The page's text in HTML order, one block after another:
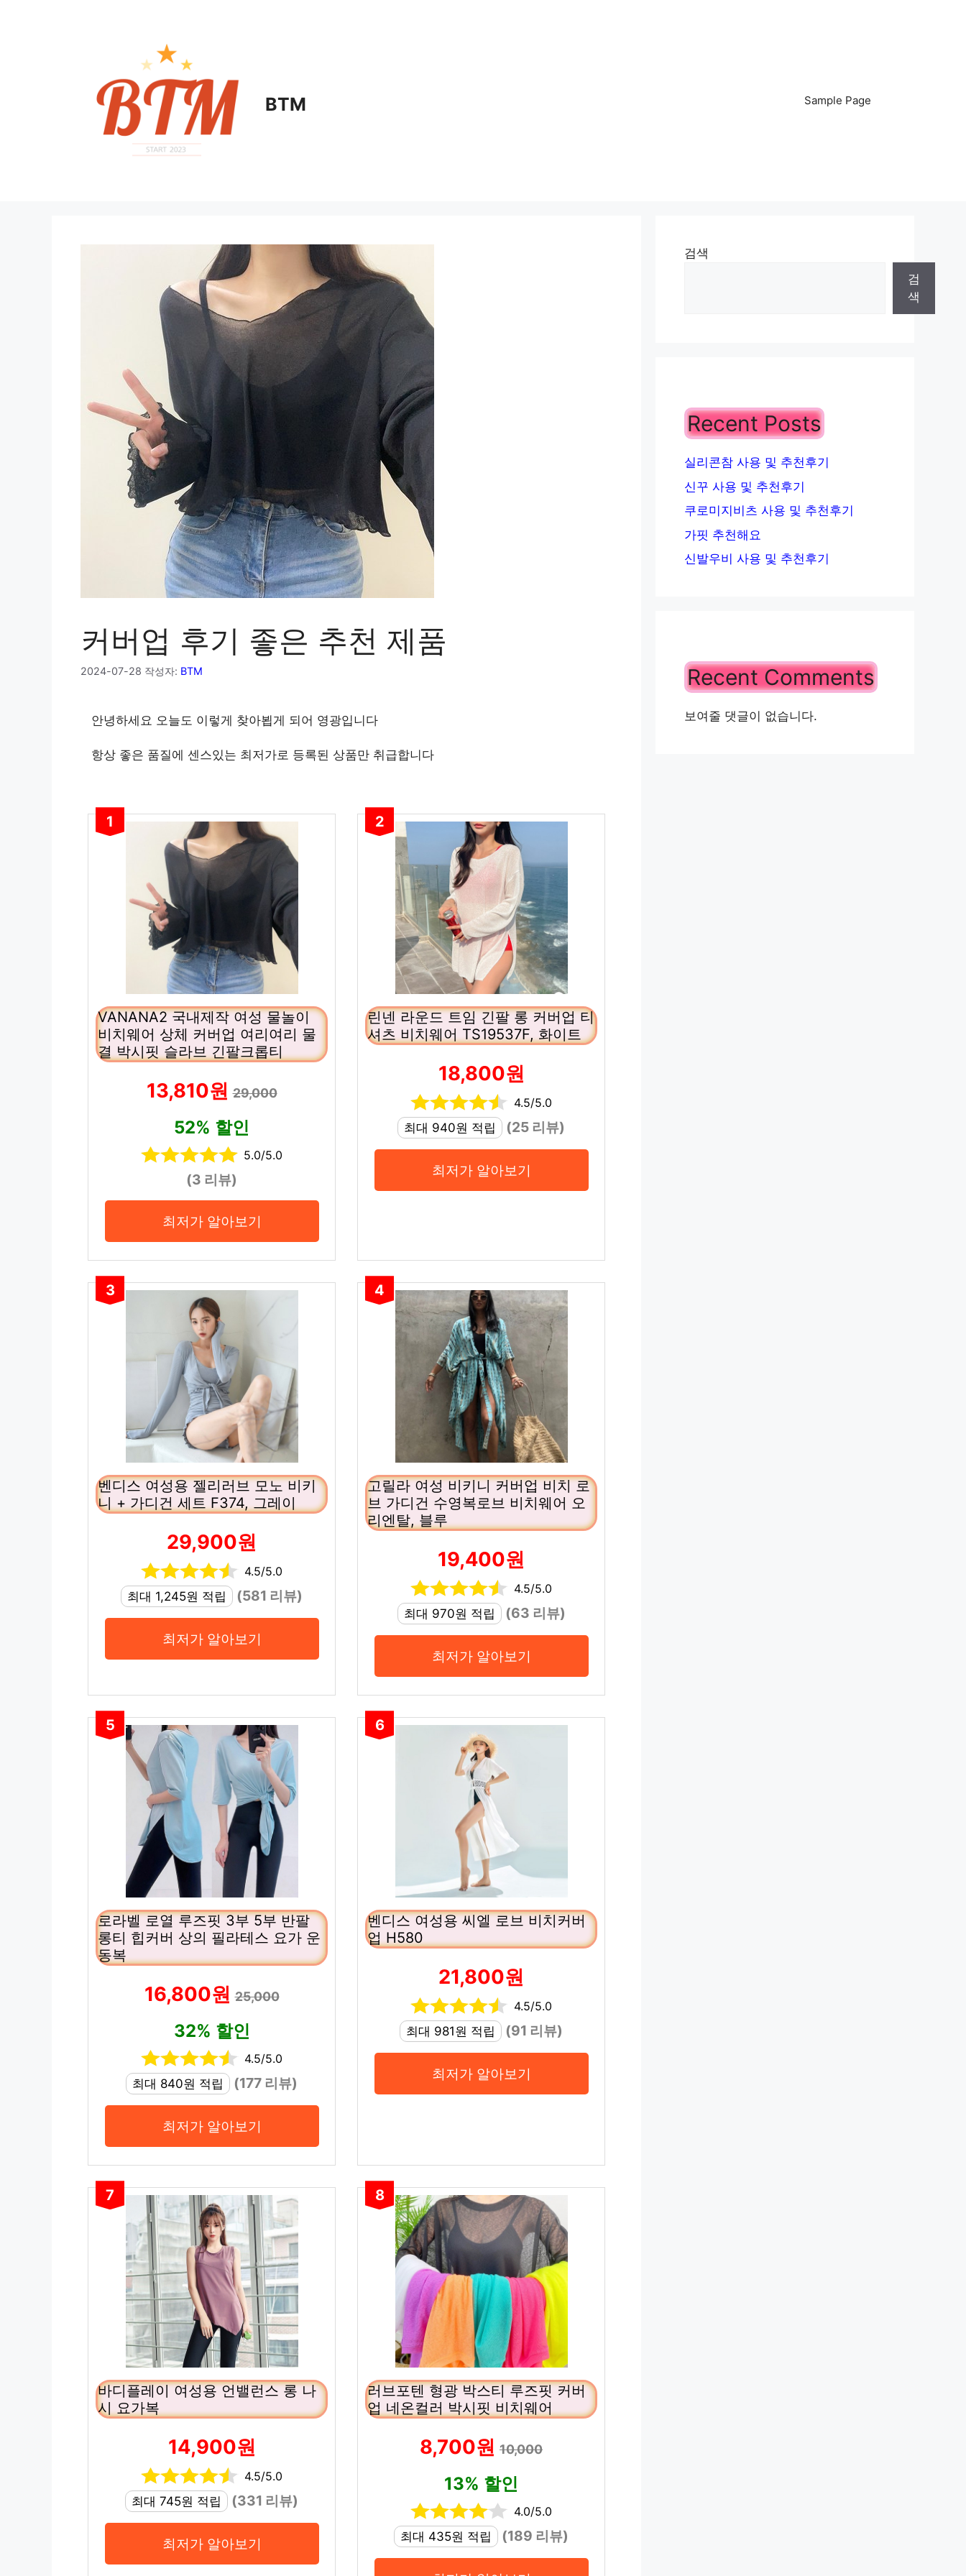
BTM Sample Page
커버업 후기 좋은 추천 제품
2024-07-28 작성자: BTM
안녕하세요 오늘도 이렇게 찾아뵙게 되어 영광입니다
항상 좋은 품질에 센스있는 최저가로 등록된 상품만 취급합니다
1
VANANA2 국내제작 여성 물놀이
비치웨어 상체 커버업 여리여리 물
결 박시핏 슬라브 긴팔크롭티
13,810원29,000
52% 할인
5.0/5.0
(3 리뷰)
최저가 알아보기
2
린넨 라운드 트임 긴팔 롱 커버업 티
셔츠 비치웨어 TS19537F, 화이트
18,800원
4.5/5.0
최대 940원 적립
(25 리뷰)
최저가 알아보기
3
벤디스 여성용 젤리러브 모노 비키
니 + 가디건 세트 F374, 그레이
29,900원
4.5/5.0
최대 1,245원 적립
(581 리뷰)
최저가 알아보기
4
고릴라 여성 비키니 커버업 비치 로
브 가디건 수영복로브 비치웨어 오
리엔탈, 블루
19,400원
4.5/5.0
최대 970원 적립
(63 리뷰)
최저가 알아보기
5
로라벨 로열 루즈핏 3부 5부 반팔
롱티 힙커버 상의 필라테스 요가 운
동복
16,800원25,000
32% 할인
4.5/5.0
최대 840원 적립
(177 리뷰)
최저가 알아보기
6
벤디스 여성용 씨엘 로브 비치커버
업 H580
21,800원
4.5/5.0
최대 981원 적립
(91 리뷰)
최저가 알아보기
7
바디플레이 여성용 언밸런스 롱 나
시 요가복
14,900원
4.5/5.0
최대 745원 적립
(331 리뷰)
최저가 알아보기
8
러브포텐 형광 박스티 루즈핏 커버
업 네온컬러 박시핏 비치웨어
8,700원 10,000
13% 할인
4.0/5.0
최대 435원 적립
(189 리뷰)
검색
검
색
Recent Posts
실리콘참 사용 및 추천후기
신꾸 사용 및 추천후기
쿠로미지비츠 사용 및 추천후기
가핏 추천해요
신발우비 사용 및 추천후기
Recent Comments
보여줄 댓글이 없습니다.